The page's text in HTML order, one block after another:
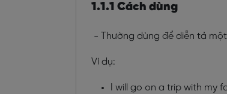
1.1.1 Cách dùng
- Thường dùng để diễn tả một
Ví dụ:
I will go on a trip with my